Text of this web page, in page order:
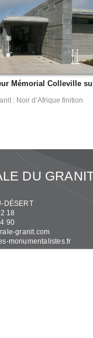
Mémorial Colleville
: Noir d’Afrique finition
DU
DÉSERT
18
90
granit.com
monumentalistes.fr